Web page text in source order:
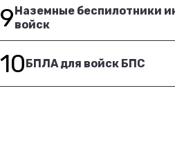
9Наземные беспилотники
войск
10БПЛА для войск БПС